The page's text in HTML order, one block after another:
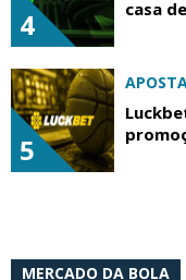
4
casa
5
MERCADO DA BOLA